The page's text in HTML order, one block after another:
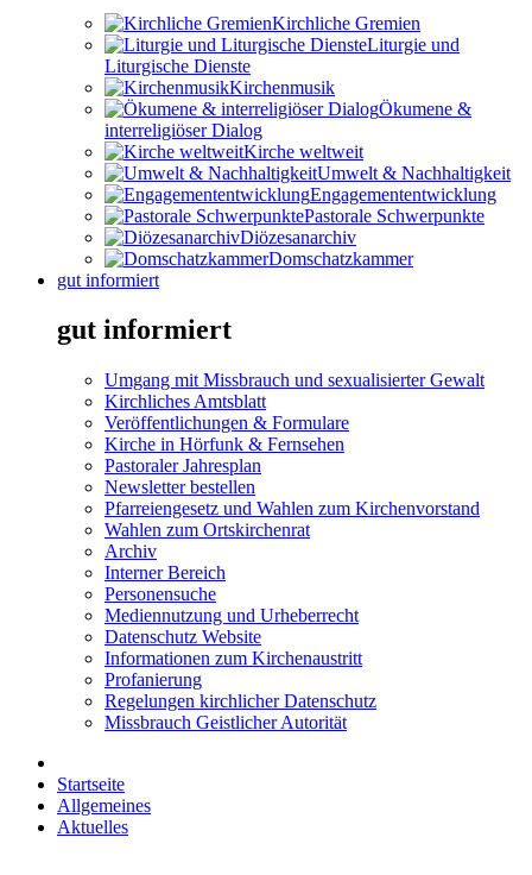
Kirchliche Gremien
Liturgie und
Liturgische Dienste
Kirchenmusik
Ökumene &
interreligiöser Dialog
Kirche weltweit
Umwelt & Nachhaltigkeit
Engagemententwicklung
Pastorale Schwerpunkte
Diözesanarchiv
Domschatzkammer
gut informiert
gut informiert
Umgang mit Missbrauch und sexualisierter Gewalt
Kirchliches Amtsblatt
Veröffentlichungen & Formulare
Kirche in Hörfunk & Fernsehen
Pastoraler Jahresplan
Newsletter bestellen
Pfarreiengesetz und Wahlen zum Kirchenvorstand
Wahlen zum Ortskirchenrat
Archiv
Interner Bereich
Personensuche
Mediennutzung und Urheberrecht
Datenschutz Website
Informationen zum Kirchenaustritt
Profanierung
Regelungen kirchlicher Datenschutz
Missbrauch Geistlicher Autorität
Startseite
Allgemeines
Aktuelles